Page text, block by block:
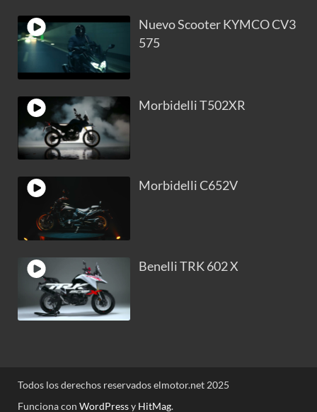
Nuevo Scooter KYMCO CV3
575
Morbidelli T502XR
Morbidelli C652V
Benelli TRK 602 X
Todos los derechos reservados elmotor.net 2025
Funciona con WordPressy HitMag.